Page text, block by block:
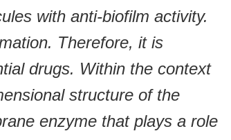
with anti-biofilm activity.
Therefore, it is
drugs. Within the context
structure of the
enzyme that plays a role